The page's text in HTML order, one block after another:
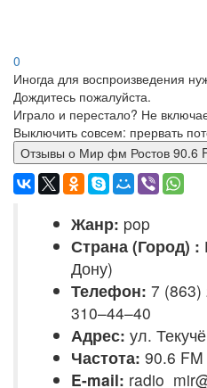
0
Иногда для воспроизведения
Дождитесь пожалуйста.
Играло и перестало? Не
Выключить совсем: прервать
Отзывы о Мир фм Ростов 90.6
Жанр: pop
Страна (Город) :
Дону)
Телефон: 7 (863)
310–44–40
Адрес: ул.
Частота: 90.6 FM
E-mail: